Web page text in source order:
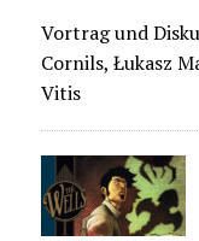
Vortrag und
Cornils, Łukasz
Vitis